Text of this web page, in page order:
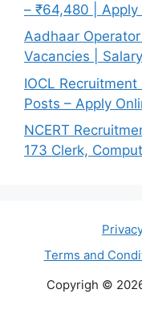
– ₹64,480 | Apply
Aadhaar
Vacancies |
IOCL
Posts – Apply
NCERT
173 Clerk,
Terms and
Copyrigh ©